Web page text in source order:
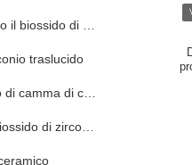
traslucido